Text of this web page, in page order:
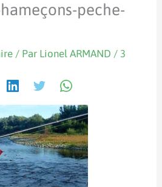
peche-
/ Par Lionel ARMAND / 3